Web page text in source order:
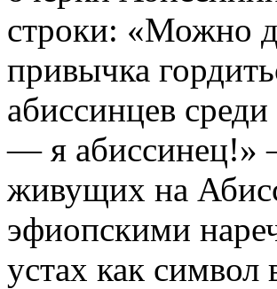
строки: «Можно
привычка
абиссинцев
— я абиссинец!»
живущих на
эфиопскими
устах как символ